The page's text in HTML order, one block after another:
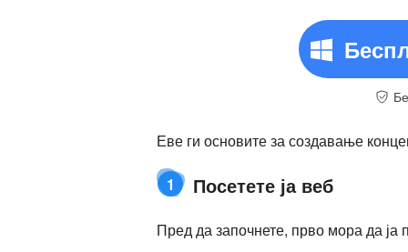
Еве ги основите за создавање
1 Посетете ја веб
Пред да започнете, прво мора да ја